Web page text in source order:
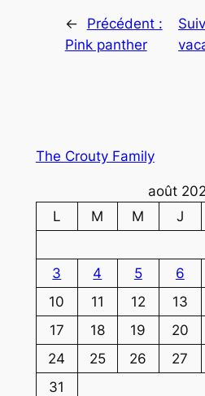
←
Précédent :
Pink panther
The Crouty Family
août
L
M M J
3
4 5 6
10
11 12 13
17
18 19 20
24
25 26 27
31